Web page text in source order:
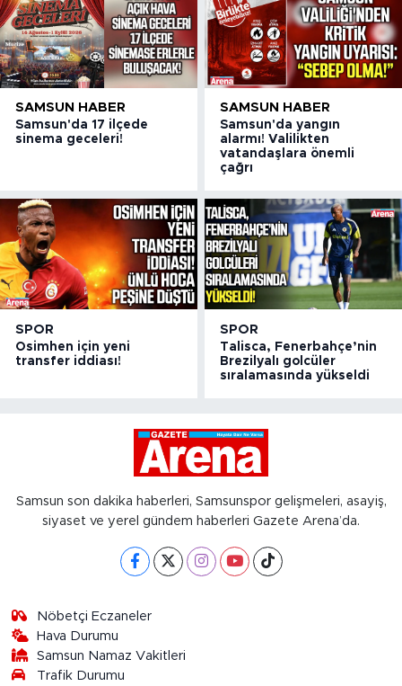
SAMSUN HABER
Samsun'da 17 ilçede
sinema geceleri!
SAMSUN HABER
Samsun'da yangın
alarmı! Valilikten
vatandaşlara önemli
çağrı
SPOR
Osimhen için yeni
transfer iddiası!
SPOR
Talisca, Fenerbahçe’nin
Brezilyalı golcüler
sıralamasında yükseldi
Samsun son dakika haberleri, Samsunspor gelişmeleri, asayiş,
siyaset ve yerel gündem haberleri Gazete Arena’da.
Nöbetçi Eczaneler
Hava Durumu
Samsun Namaz Vakitleri
Trafik Durumu